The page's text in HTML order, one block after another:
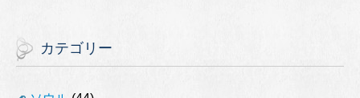
カテゴリー